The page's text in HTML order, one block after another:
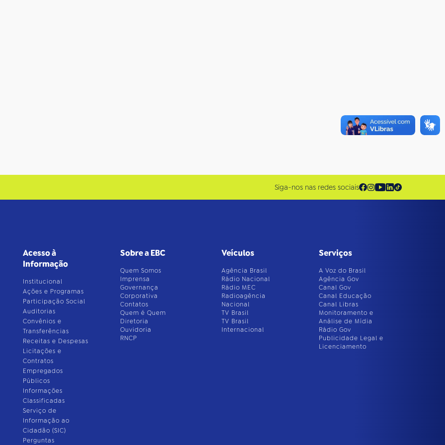
Siga-nos nas redes sociais
Acesso à
Informação
Institucional
Ações e Programas
Participação Social
Auditorias
Convênios e
Transferências
Receitas e Despesas
Licitações e
Contratos
Empregados
Públicos
Informações
Classificadas
Serviço de
Informação ao
Cidadão (SIC)
Perguntas
Sobre a EBC
Quem Somos
Imprensa
Governança
Corporativa
Contatos
Quem é Quem
Diretoria
Ouvidoria
RNCP
Veículos
Agência Brasil
Rádio Nacional
Rádio MEC
Radioagência
Nacional
TV Brasil
TV Brasil
Internacional
Serviços
A Voz do Brasil
Agência Gov
Canal Gov
Canal Educação
Canal Libras
Monitoramento e
Análise de Mídia
Rádio Gov
Publicidade Legal e
Licenciamento